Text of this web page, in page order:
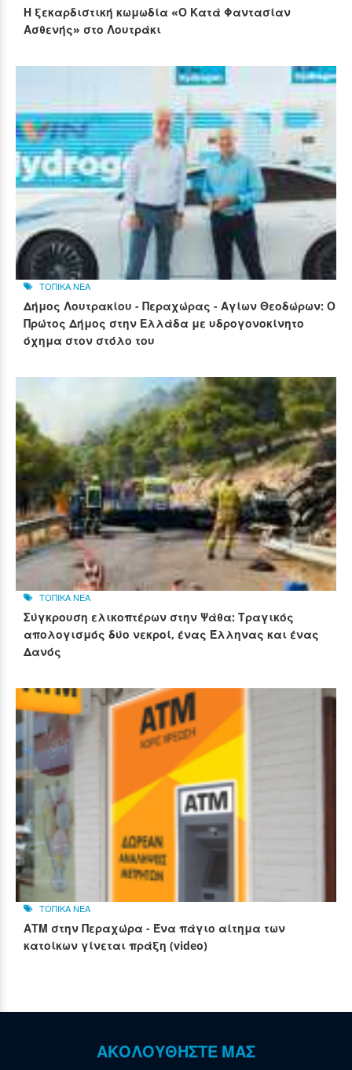
Η ξεκαρδιστική κωμωδία «Ο Κατά Φαντασίαν
Ασθενής» στο Λουτράκι
ΤΟΠΙΚΑ ΝΕΑ
Δήμος Λουτρακίου - Περαχώρας - Αγίων Θεοδώρων: Ο
Πρώτος Δήμος στην Ελλάδα με υδρογονοκίνητο
όχημα στον στόλο του
ΤΟΠΙΚΑ ΝΕΑ
Σύγκρουση ελικοπτέρων στην Ψάθα: Τραγικός
απολογισμός δύο νεκροί, ένας Έλληνας και ένας
Δανός
ΤΟΠΙΚΑ ΝΕΑ
ΑΤΜ στην Περαχώρα - Ένα πάγιο αίτημα των
κατοίκων γίνεται πράξη (video)
ΑΚΟΛΟΥΘΗΣΤΕ ΜΑΣ